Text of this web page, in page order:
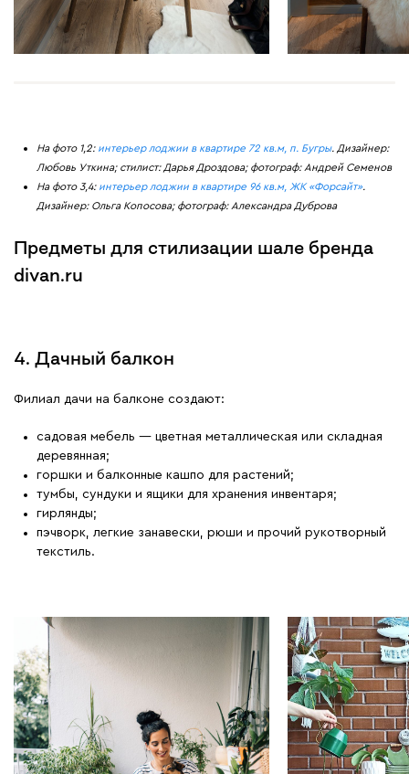
На фото 1,2: интерьер лоджии в квартире 72 кв.м, п. Бугры. Дизайнер:
Любовь Уткина; стилист: Дарья Дроздова; фотограф: Андрей Семенов
На фото 3,4: интерьер лоджии в квартире 96 кв.м, ЖК «Форсайт».
Дизайнер: Ольга Копосова; фотограф: Александра Дуброва
Предметы для стилизации шале бренда
divan.ru
4. Дачный балкон
Филиал дачи на балконе создают:
садовая мебель — цветная металлическая или складная
деревянная;
горшки и балконные кашпо для растений;
тумбы, сундуки и ящики для хранения инвентаря;
гирлянды;
пэчворк, легкие занавески, рюши и прочий рукотворный
текстиль.